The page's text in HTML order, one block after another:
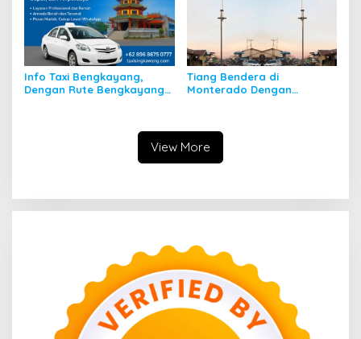
Info Taxi Bengkayang,
Dengan Rute Bengkayang
Tiang Bendera di
Monterado Dengan
View More